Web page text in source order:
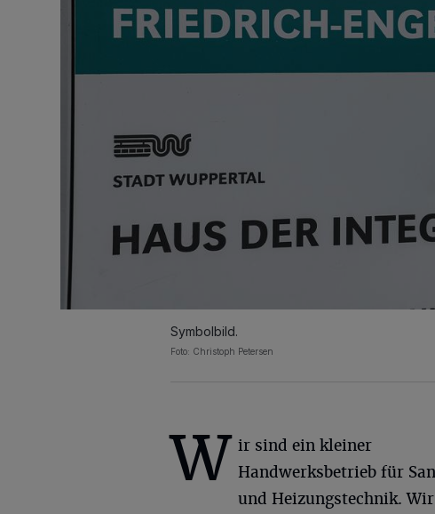
Symbolbild.
Foto: Christoph Petersen
W ir sind ein kleiner
Handwerksbetrieb für
und Heizungstechnik.